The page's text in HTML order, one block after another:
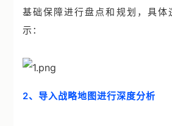
基础保障进行盘点和规划，具体
示：
2、导入战略地图进行深度分析